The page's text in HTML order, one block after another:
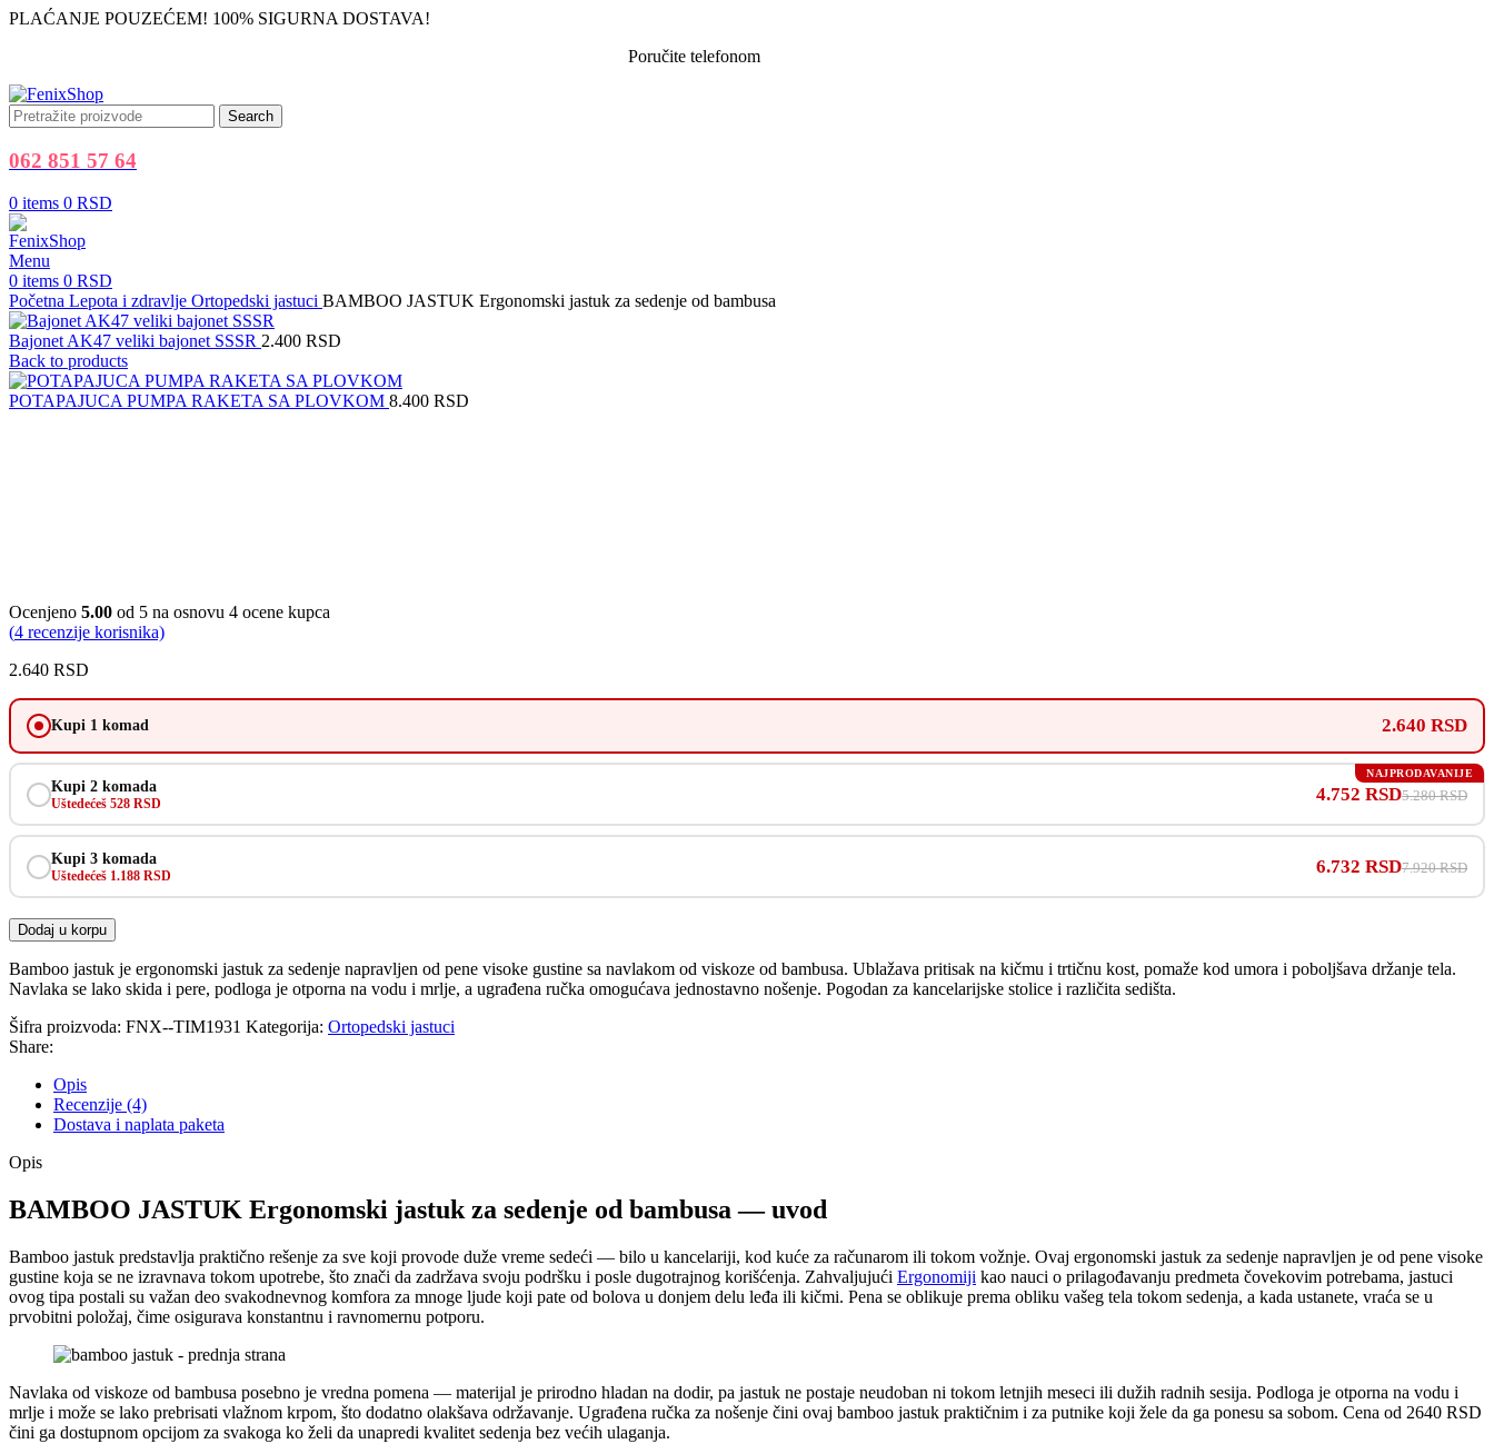
PLAĆANJE POUZEĆEM! 100% SIGURNA DOSTAVA!
Poručite telefonom
Search
062 851 57 64
0 items 0 RSD
Menu
0 items 0 RSD
Početna Lepota i zdravlje Ortopedski jastuci BAMBOO JASTUK Ergonomski jastuk za sedenje od bambusa
Bajonet AK47 veliki bajonet SSSR 2.400 RSD
Back to products
POTAPAJUCA PUMPA RAKETA SA PLOVKOM 8.400 RSD
Ocenjeno 5.00 od 5 na osnovu 4 ocene kupca
(4 recenzije korisnika)
2.640 RSD
Kupi 1 komad 2.640 RSD
Kupi 2 komada
Uštedećeš 528 RSD 4.752 RSD5.280 RSD
NAJPRODAVANIJE
Kupi 3 komada
Uštedećeš 1.188 RSD 6.732 RSD7.920 RSD
Dodaj u korpu
Bamboo jastuk je ergonomski jastuk za sedenje napravljen od pene visoke gustine sa navlakom od viskoze od bambusa. Ublažava pritisak na kičmu i trtičnu kost, pomaže kod umora i poboljšava držanje tela.
Navlaka se lako skida i pere, podloga je otporna na vodu i mrlje, a ugrađena ručka omogućava jednostavno nošenje. Pogodan za kancelarijske stolice i različita sedišta.
Šifra proizvoda: FNX--TIM1931 Kategorija: Ortopedski jastuci
Share:
Opis
Recenzije (4)
Dostava i naplata paketa
Opis
BAMBOO JASTUK Ergonomski jastuk za sedenje od bambusa — uvod
Bamboo jastuk predstavlja praktično rešenje za sve koji provode duže vreme sedeći — bilo u kancelariji, kod kuće za računarom ili tokom vožnje. Ovaj ergonomski jastuk za sedenje napravljen je od pene visoke
gustine koja se ne izravnava tokom upotrebe, što znači da zadržava svoju podršku i posle dugotrajnog korišćenja. Zahvaljujući Ergonomiji kao nauci o prilagođavanju predmeta čovekovim potrebama, jastuci
ovog tipa postali su važan deo svakodnevnog komfora za mnoge ljude koji pate od bolova u donjem delu leđa ili kičmi. Pena se oblikuje prema obliku vašeg tela tokom sedenja, a kada ustanete, vraća se u
prvobitni položaj, čime osigurava konstantnu i ravnomernu potporu.
Navlaka od viskoze od bambusa posebno je vredna pomena — materijal je prirodno hladan na dodir, pa jastuk ne postaje neudoban ni tokom letnjih meseci ili dužih radnih sesija. Podloga je otporna na vodu i
mrlje i može se lako prebrisati vlažnom krpom, što dodatno olakšava održavanje. Ugrađena ručka za nošenje čini ovaj bamboo jastuk praktičnim i za putnike koji žele da ga ponesu sa sobom. Cena od 2640 RSD
čini ga dostupnom opcijom za svakoga ko želi da unapredi kvalitet sedenja bez većih ulaganja.